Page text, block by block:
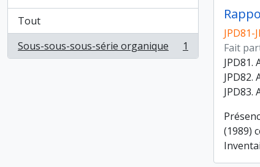
Tout
Sous-sous-sous-série organique
, 1 résultats 1
JPD81-
Fait
JPD81.
JPD82.
JPD83.
(1989)